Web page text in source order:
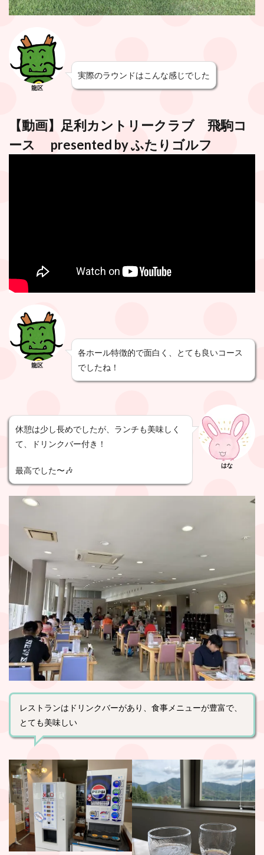
龍区
実際のラウンドはこんな感じでした
【動画】 足利カントリークラブ 飛駒コ
ース
presented byふたりゴルフ
龍区
各ホール特徴的で面白く、とても良いコース
でしたね！
休憩は少し長めでしたが、ランチも美味しく
て、ドリンクバー付き！
最高でした〜🎶 はな
レストランはドリンクバーがあり、食事メニューが豊富で、
とても美味しい